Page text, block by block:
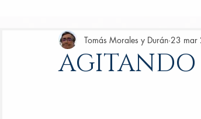
deconstrucción curso devas
AGITANDO
Tomás Morales y Durán 23 mar